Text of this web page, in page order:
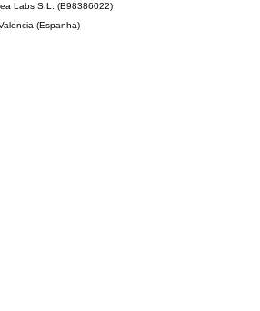
Labs S.L. (B98386022)
(Espanha)